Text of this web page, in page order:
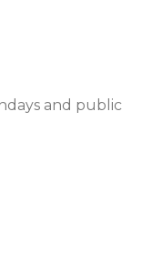
and public